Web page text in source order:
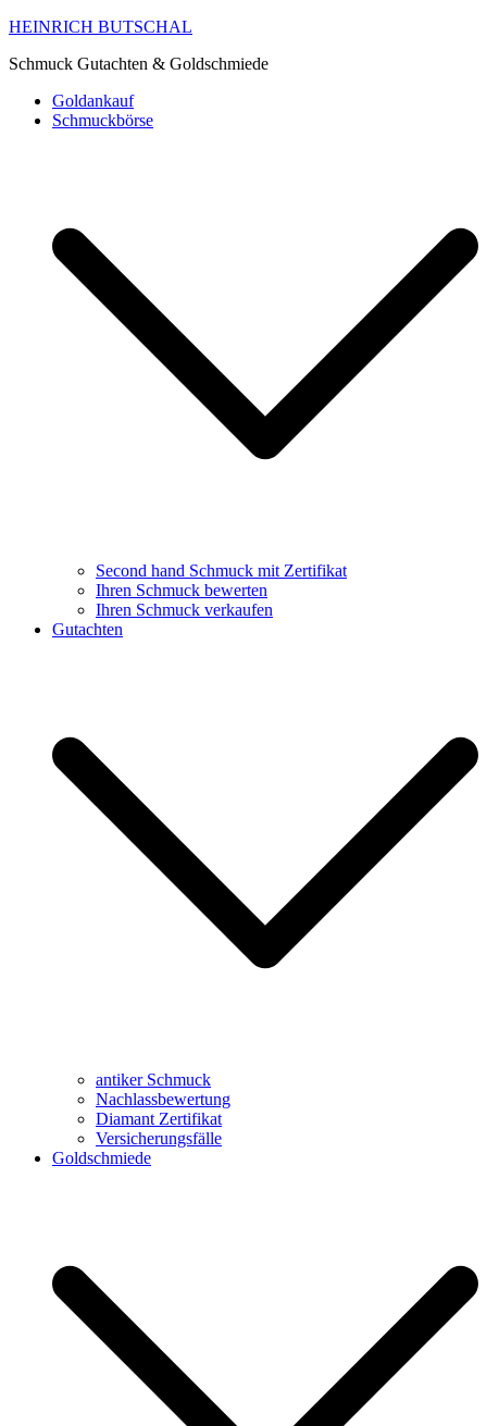
HEINRICH BUTSCHAL
Schmuck Gutachten & Goldschmiede
Goldankauf
Schmuckbörse
Second hand Schmuck mit Zertifikat
Ihren Schmuck bewerten
Ihren Schmuck verkaufen
Gutachten
antiker Schmuck
Nachlassbewertung
Diamant Zertifikat
Versicherungsfälle
Goldschmiede